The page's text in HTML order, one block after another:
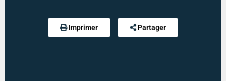
eqCO2/m².an Imprimer Partager